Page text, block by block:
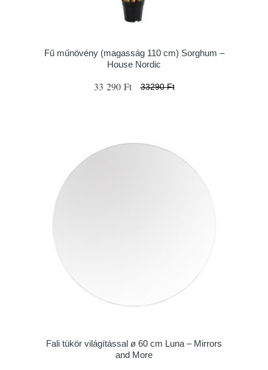
Fű műnövény (magasság 110 cm) Sorghum –
House Nordic
33 290 Ft 33290 Ft
Fali tükör világítással ø 60 cm Luna – Mirrors
and More